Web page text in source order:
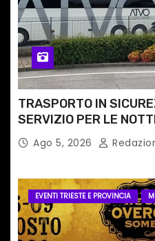
TRASPORTO IN
SERVIZIO PER LE
PERCORSI, FERMATE E
Ago 5, 2026
EVENTI TRIESTE E PROVINCIA